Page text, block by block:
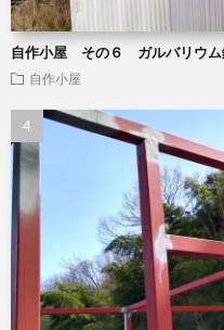
自作小屋 その６ ガルバリウム
自作小屋